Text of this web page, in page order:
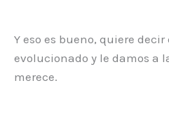
Y eso es bueno, quiere
evolucionado y le damos a
merece.